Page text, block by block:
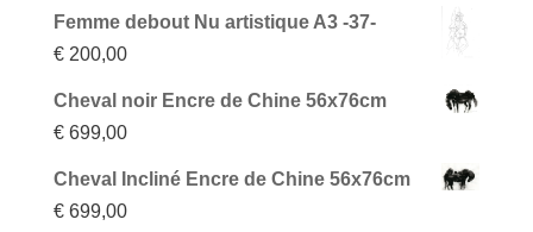
Femme debout Nu artistique A3 -37-
€200,00
Cheval noir Encre de Chine 56x76cm
€699,00
Cheval Incliné Encre de Chine 56x76cm
€699,00